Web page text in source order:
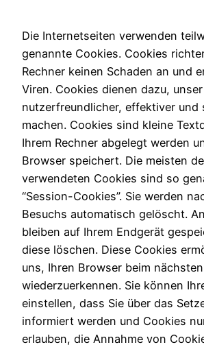
Die Internetseiten verwenden
genannte Cookies. Cookies
Rechner keinen Schaden an und
Viren. Cookies dienen dazu,
nutzerfreundlicher, effektiver und
machen. Cookies sind kleine
Ihrem Rechner abgelegt werden
Browser speichert. Die meisten
verwendeten Cookies sind so
“Session-Cookies”. Sie werden
Besuchs automatisch gelöscht.
bleiben auf Ihrem Endgerät
diese löschen. Diese Cookies
uns, Ihren Browser beim
wiederzuerkennen. Sie können
einstellen, dass Sie über das
informiert werden und Cookies
erlauben, die Annahme von